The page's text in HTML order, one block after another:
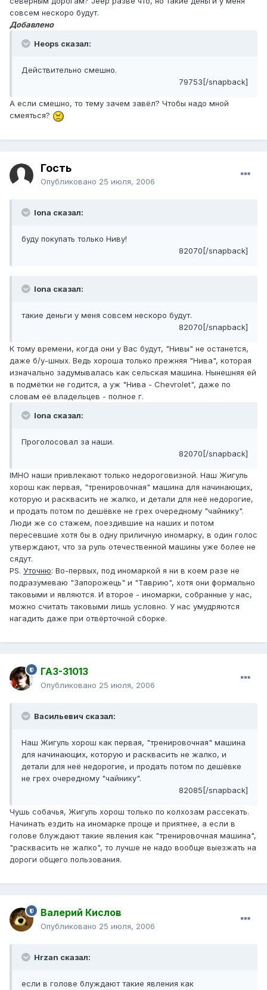
совсем нескоро будут.
Добавлено
Heops сказал:
Действительно смешно.
79753[/snapback]
А если смешно, то тему зачем завёл? Чтобы надо мной
смеяться?
Гость
Опубликовано 25 июля, 2006
Iona сказал:
буду покупать только Ниву!
82070[/snapback]
Iona сказал:
такие деньги у меня совсем нескоро будут.
82070[/snapback]
К тому времени, когда они у Вас будут, "Нивы" не останется,
даже б/у-шных. Ведь хороша только прежняя "Нива", которая
изначально задумывалась как сельская машина. Нынешняя ей
в подмётки не годится, а уж "Нива - Chevrolet", даже по
словам её владельцев - полное г.
Iona сказал:
Проголосовал за наши.
82070[/snapback]
IMHO наши привлекают только недороговизной. Наш Жигуль
хорош как первая, "тренировочная" машина для начинающих,
которую и расквасить не жалко, и детали для неё недорогие,
и продать потом по дешёвке не грех очередному "чайнику".
Люди же со стажем, поездившие на наших и потом
пересевшие хотя бы в одну приличную иномарку, в один голос
утверждают, что за руль отечественной машины уже более не
сядут.
PS. Уточню: Во-первых, под иномаркой я ни в коем разе не
подразумеваю "Запорожець" и "Таврию", хотя они формально
таковыми и являются. И второе - иномарки, собранные у нас,
можно считать таковыми лишь условно. У нас умудряются
нагадить даже при отвёрточной сборке.
ГАЗ-31013
Опубликовано 25 июля, 2006
Васильевич сказал:
Наш Жигуль хорош как первая, "тренировочная" машина
для начинающих, которую и расквасить не жалко, и
детали для неё недорогие, и продать потом по дешёвке
не грех очередному "чайнику".
82085[/snapback]
Чушь собачья, Жигуль хорош только по колхозам рассекать.
Начинать ездить на иномарке проще и приятнее, а если в
голове блуждают такие явления как "тренировочная машина",
"расквасить не жалко", то лучше не надо вообще выезжать на
дороги общего пользования.
Валерий Кислов
Опубликовано 25 июля, 2006
Hrzan сказал:
если в голове блуждают такие явления как